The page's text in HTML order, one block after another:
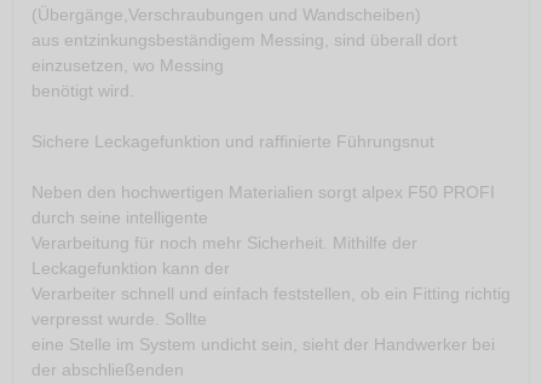
(Übergänge,Verschraubungen und Wandscheiben)
aus entzinkungsbeständigem Messing, sind überall dort
einzusetzen, wo Messing
benötigt wird.
Sichere Leckagefunktion und raffinierte Führungsnut
Neben den hochwertigen Materialien sorgt alpex F50 PROFI
durch seine intelligente
Verarbeitung für noch mehr Sicherheit. Mithilfe der
Leckagefunktion kann der
Verarbeiter schnell und einfach feststellen, ob ein Fitting richtig
verpresst wurde. Sollte
eine Stelle im System undicht sein, sieht der Handwerker bei
der abschließenden